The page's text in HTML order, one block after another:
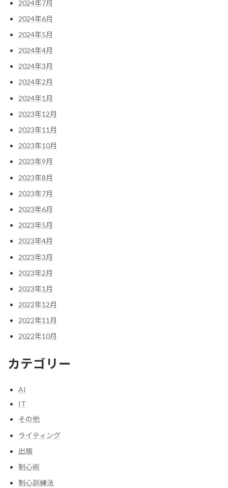
2024年7月
2024年6月
2024年5月
2024年4月
2024年3月
2024年2月
2024年1月
2023年12月
2023年11月
2023年10月
2023年9月
2023年8月
2023年7月
2023年6月
2023年5月
2023年4月
2023年3月
2023年2月
2023年1月
2022年12月
2022年11月
2022年10月
カテゴリー
AI
IT
その他
ライティング
出版
制心術
制心訓練法